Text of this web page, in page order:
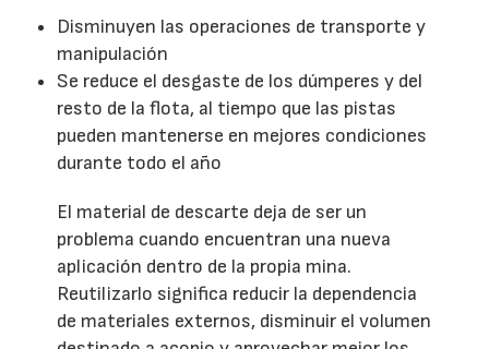
Disminuyen las operaciones de transporte y
manipulación
Se reduce el desgaste de los dúmperes y del
resto de la flota, al tiempo que las pistas
pueden mantenerse en mejores condiciones
durante todo el año
El material de descarte deja de ser un
problema cuando encuentran una nueva
aplicación dentro de la propia mina.
Reutilizarlo significa reducir la dependencia
de materiales externos, disminuir el volumen